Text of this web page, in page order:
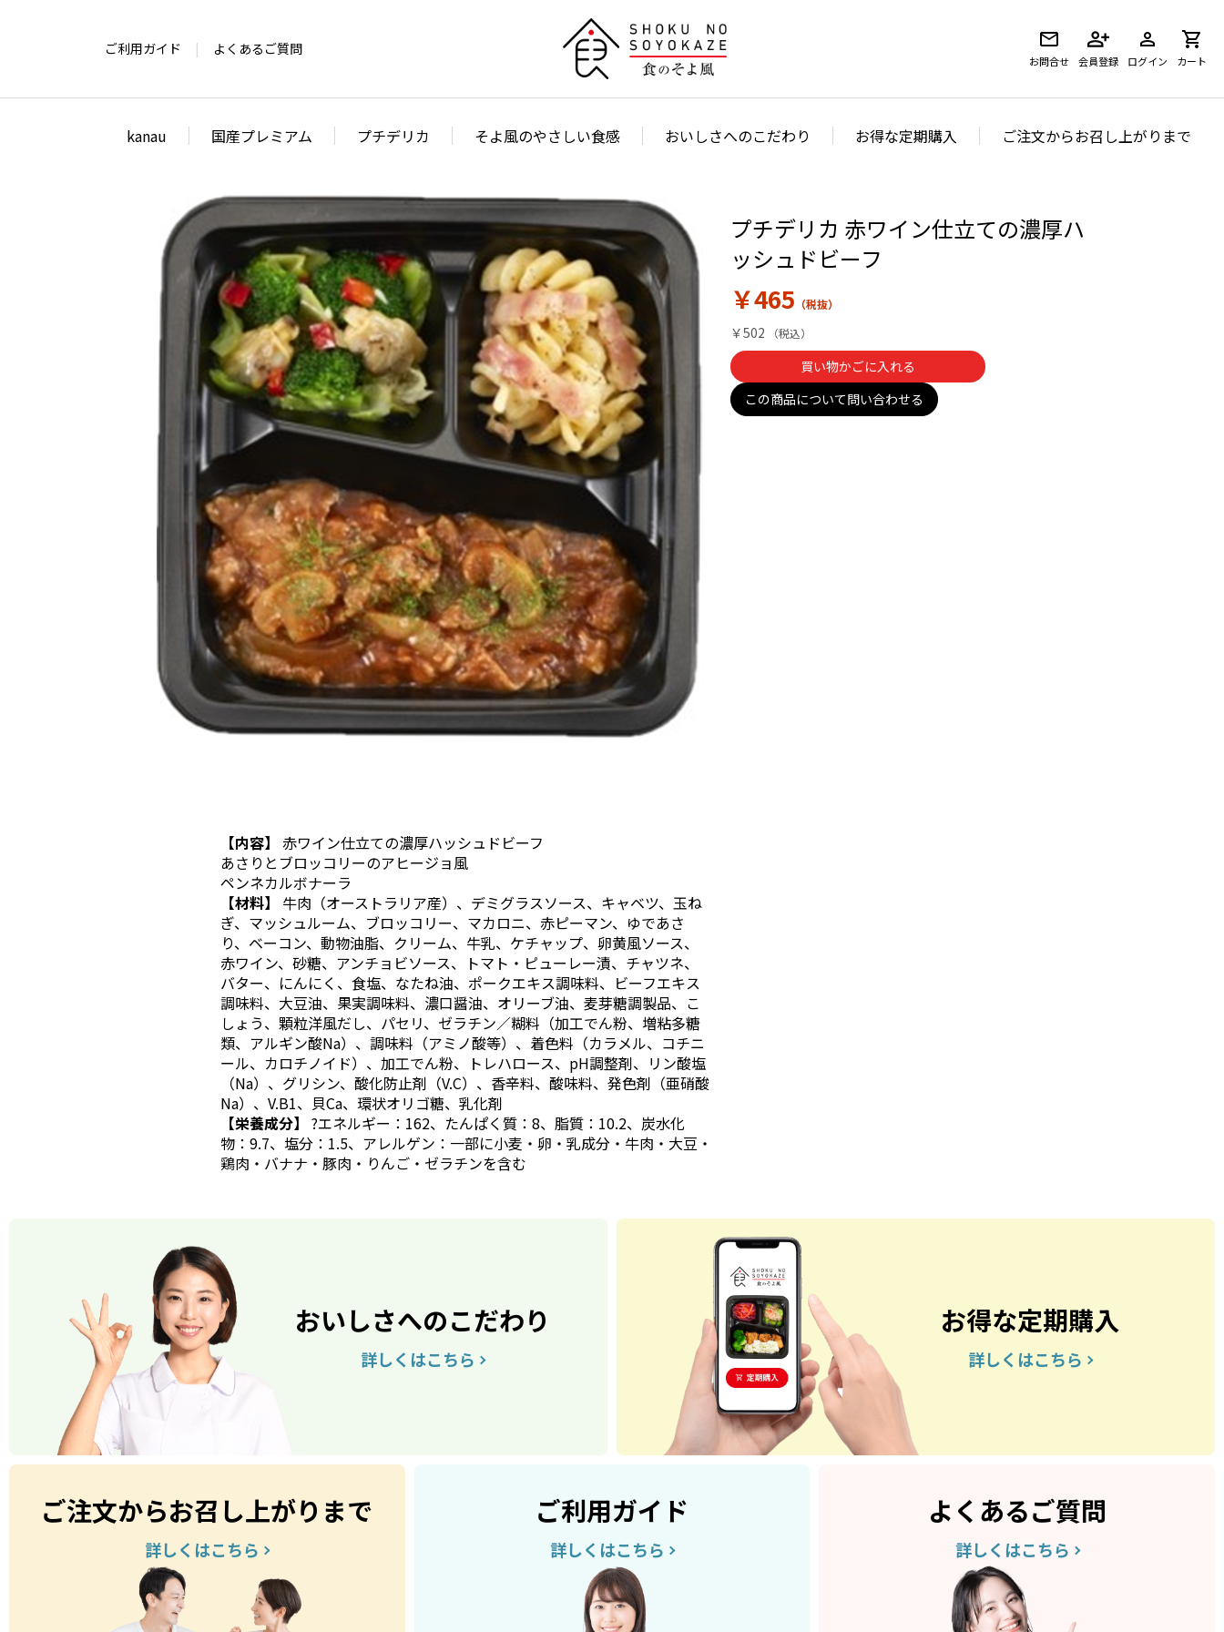
ご利用ガイド よくあるご質問
お問合せ 会員登録 ログイン カート
kanau 国産プレミアム プチデリカ そよ風のやさしい食感 おいしさへのこだわり お得な定期購入 ご注文からお召し上がりまで
【内容】 赤ワイン仕立ての濃厚ハッシュドビーフ
あさりとブロッコリーのアヒージョ風
ペンネカルボナーラ
【材料】
牛肉（オーストラリア産）、デミグラスソース、キャベツ、玉ね
ぎ、マッシュルーム、ブロッコリー、マカロニ、赤ピーマン、ゆであさ
り、ベーコン、動物油脂、クリーム、牛乳、ケチャップ、卵黄風ソース、
赤ワイン、砂糖、アンチョビソース、トマト・ピューレー漬、チャツネ、
バター、にんにく、食塩、なたね油、ポークエキス調味料、ビーフエキス
調味料、大豆油、果実調味料、濃口醤油、オリーブ油、麦芽糖調製品、こ
しょう、顆粒洋風だし、パセリ、ゼラチン／糊料（加工でん粉、増粘多糖
類、アルギン酸Na）、調味料（アミノ酸等）、着色料（カラメル、コチニ
ール、カロチノイド）、加工でん粉、トレハロース、pH調整剤、リン酸塩
（Na）、グリシン、酸化防止剤（V.C）、香辛料、酸味料、発色剤（亜硝酸
Na）、V.B1、貝Ca、環状オリゴ糖、乳化剤
【栄養成分】 ?エネルギー：162、たんぱく質：8、脂質：10.2、炭水化
物：9.7、塩分：1.5、アレルゲン：一部に小麦・卵・乳成分・牛肉・大豆・
鶏肉・バナナ・豚肉・りんご・ゼラチンを含む
プチデリカ 赤ワイン仕立ての濃厚ハ
ッシュドビーフ
￥502
￥465
買い物かごに入れる
この商品について問い合わせる
おいしさへのこだわり
詳しくはこちら
お得な定期購入
詳しくはこちら
ご注文からお召し上がりまで
詳しくはこちら
ご利用ガイド
詳しくはこちら
よくあるご質問
詳しくはこちら